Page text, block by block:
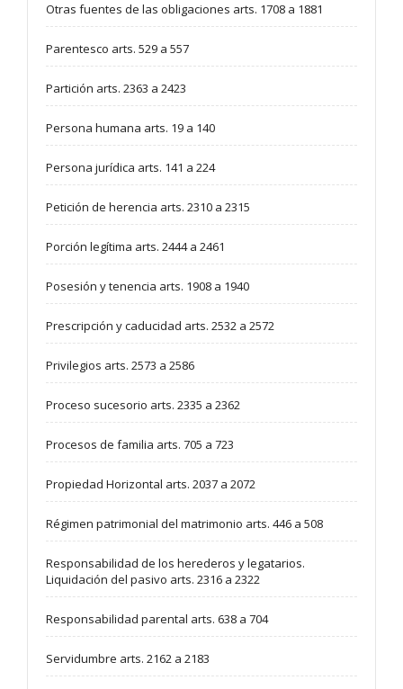
Otras fuentes de las obligaciones arts. 1708 a 1881
Parentesco arts. 529 a 557
Partición arts. 2363 a 2423
Persona humana arts. 19 a 140
Persona jurídica arts. 141 a 224
Petición de herencia arts. 2310 a 2315
Porción legítima arts. 2444 a 2461
Posesión y tenencia arts. 1908 a 1940
Prescripción y caducidad arts. 2532 a 2572
Privilegios arts. 2573 a 2586
Proceso sucesorio arts. 2335 a 2362
Procesos de familia arts. 705 a 723
Propiedad Horizontal arts. 2037 a 2072
Régimen patrimonial del matrimonio arts. 446 a 508
Responsabilidad de los herederos y legatarios.
Liquidación del pasivo arts. 2316 a 2322
Responsabilidad parental arts. 638 a 704
Servidumbre arts. 2162 a 2183